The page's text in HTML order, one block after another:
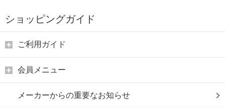
ショッピングガイド
ご利用ガイド
会員メニュー
メーカーからの重要なお知らせ